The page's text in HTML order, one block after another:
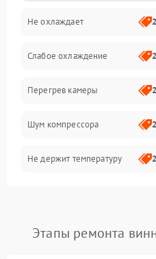
Не охлаждает
Слабое охлаждение
Перегрев камеры
Шум компрессора
Не держит температуру
Этапы ремонта